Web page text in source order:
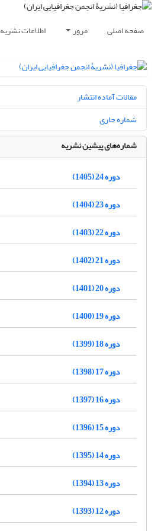
صفحه اصلی مرور اطلاعات نشریه
مقالات آماده انتشار
شماره جاری
شماره‌های پیشین نشریه
دوره 24 (1405)
دوره 23 (1404)
دوره 22 (1403)
دوره 21 (1402)
دوره 20 (1401)
دوره 19 (1400)
دوره 18 (1399)
دوره 17 (1398)
دوره 16 (1397)
دوره 15 (1396)
دوره 14 (1395)
دوره 13 (1394)
دوره 12 (1393)